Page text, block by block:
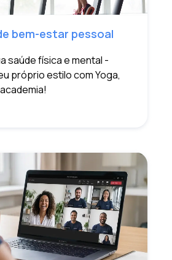
bem-estar pessoal
saúde física e mental -
próprio estilo com Yoga,